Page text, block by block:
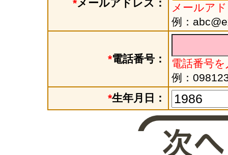
*メールアドレス：
メールア
例：
*電話番号：
電話番号
例：
*生年月日：